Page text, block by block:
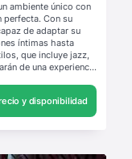
ambiente único con
perfecta. Con su
de adaptar su
íntimas hasta
que incluye jazz,
de una experiencia
y disponibilidad